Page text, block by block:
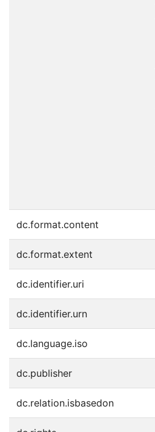
dc.format.content
dc.format.extent
dc.identifier.uri
dc.identifier.urn
dc.language.iso
dc.publisher
dc.relation.isbasedon